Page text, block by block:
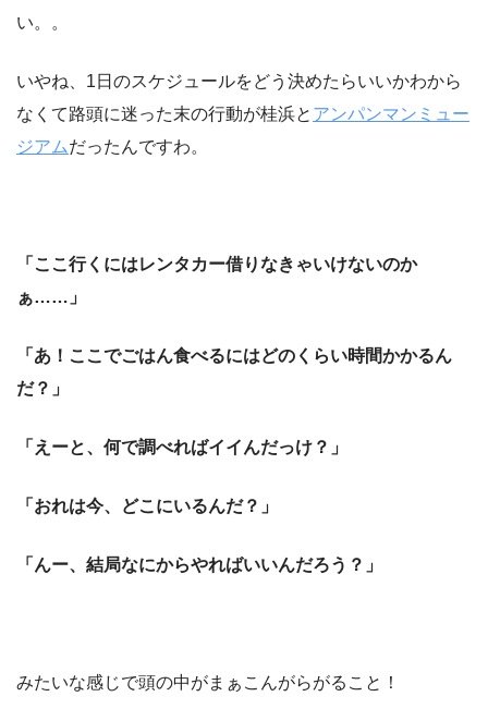
い。。
いやね、1日のスケジュールをどう決めたらいいかわから
なくて路頭に迷った末の行動が桂浜と アンパンマンミュー
ジアムだったんですわ。
「ここ行くにはレンタカー借りなきゃいけないのか
ぁ……」
「あ！ここでごはん食べるにはどのくらい時間かかるん
だ？」
「えーと、何で調べればイイんだっけ？」
「おれは今、どこにいるんだ？」
「んー、結局なにからやればいいんだろう？」
みたいな感じで頭の中がまぁこんがらがること！